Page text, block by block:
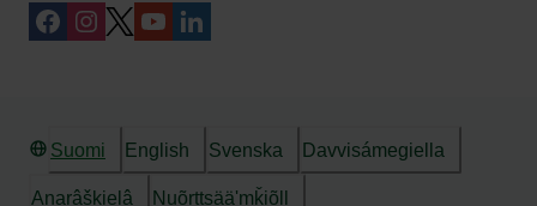
Suomi English Svenska Davvisámegiella
Anarâškielâ Nuõrttsääʹmǩiõll